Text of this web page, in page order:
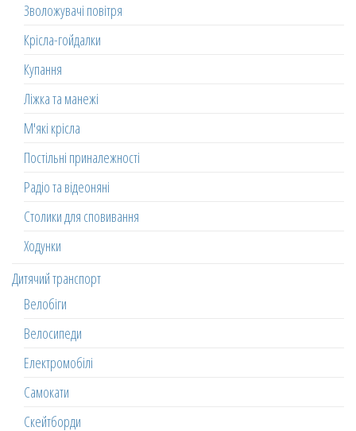
Зволожувачі повітря
Крісла-гойдалки
Купання
Ліжка та манежі
М'які крісла
Постільні приналежності
Радіо та відеоняні
Столики для сповивання
Ходунки
Дитячий транспорт
Велобіги
Велосипеди
Електромобілі
Самокати
Скейтборди